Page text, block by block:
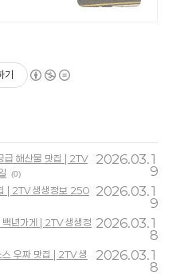
기
급 해산물 맛집 | 2TV
(0)
2026.03.1
9
| 2TV 생생정보 250
2026.03.1
9
년가게 | 2TV 생생정 2026.03.1
8
우짜 맛집 | 2TV 생
2026.03.1
8